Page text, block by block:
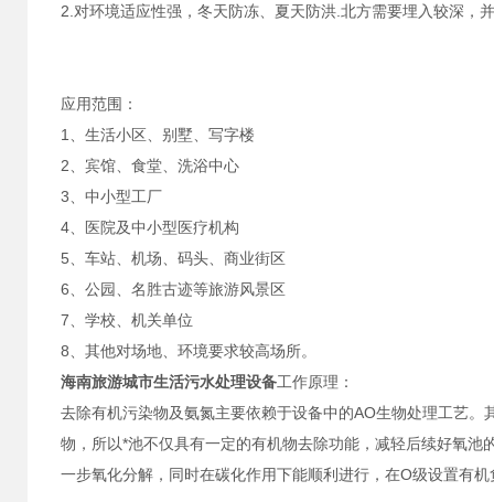
2.对环境适应性强，冬天防冻、夏天防洪.北方需要埋入较深，
应用范围：
1、生活小区、别墅、写字楼
2、宾馆、食堂、洗浴中心
3、中小型工厂
4、医院及中小型医疗机构
5、车站、机场、码头、商业街区
6、公园、名胜古迹等旅游风景区
7、学校、机关单位
8、其他对场地、环境要求较高场所。
海南旅游城市生活污水处理设备工作原理：
去除有机污染物及氨氮主要依赖于设备中的AO生物处理工艺
物，所以*池不仅具有一定的有机物去除功能，减轻后续好氧
一步氧化分解，同时在碳化作用下能顺利进行，在O级设置有